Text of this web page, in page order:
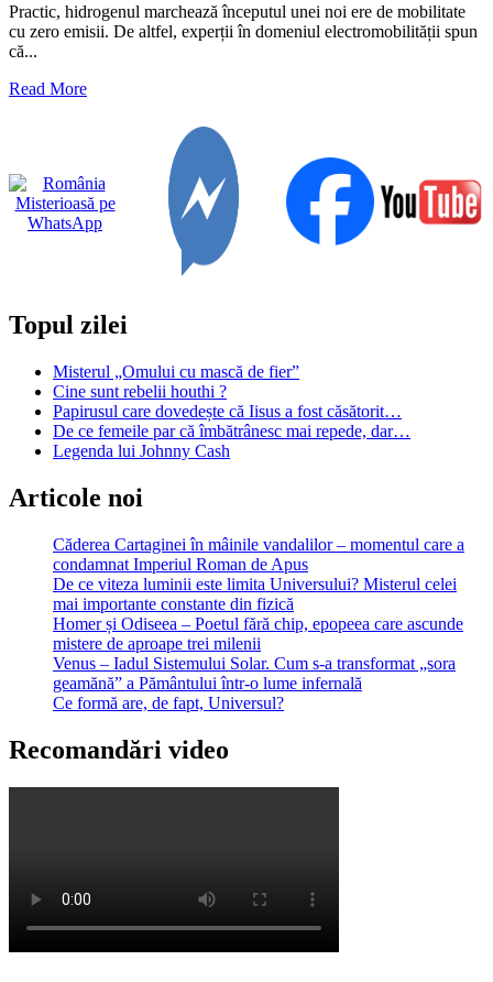
Practic, hidrogenul marchează începutul unei noi ere de mobilitate
cu zero emisii. De altfel, experții în domeniul electromobilității spun
că...
Read MoreRead
opțiune
pentru
un
Topul zilei
Misterul „Omului cu mască de fier”
Cine sunt rebelii houthi ?
Papirusul care dovedește că Iisus a fost căsătorit…
De ce femeile par că îmbătrânesc mai repede, dar…
Legenda lui Johnny Cash
Articole noi
Căderea Cartaginei în mâinile vandalilor – momentul care a
condamnat Imperiul Roman de Apus
De ce viteza luminii este limita Universului? Misterul celei
mai importante constante din fizică
Homer și Odiseea – Poetul fără chip, epopeea care ascunde
mistere de aproape trei milenii
Venus – Iadul Sistemului Solar. Cum s-a transformat „sora
geamănă” a Pământului într-o lume infernală
Ce formă are, de fapt, Universul?
Recomandări video